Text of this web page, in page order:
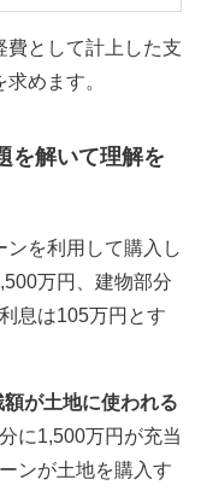
費として計上した支
めます。
を解いて理解を
を利用して購入し
万円、建物部分
息は105万円とす
が土地に使われる
に1,500万円が充当
ンが土地を購入す